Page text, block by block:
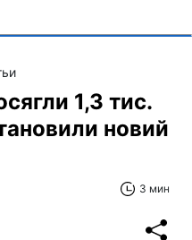
1,3 тис.
новий
3 мин